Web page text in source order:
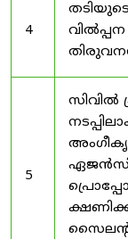
4
വിൽപ്പന
5
സിവിൽ
സൈലന്റ്